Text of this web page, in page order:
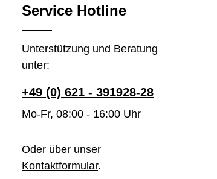
Service Hotline
Unterstützung und Beratung
unter:
+49 (0) 621 - 391928-28
Mo-Fr, 08:00 - 16:00 Uhr
Oder über unser
Kontaktformular.